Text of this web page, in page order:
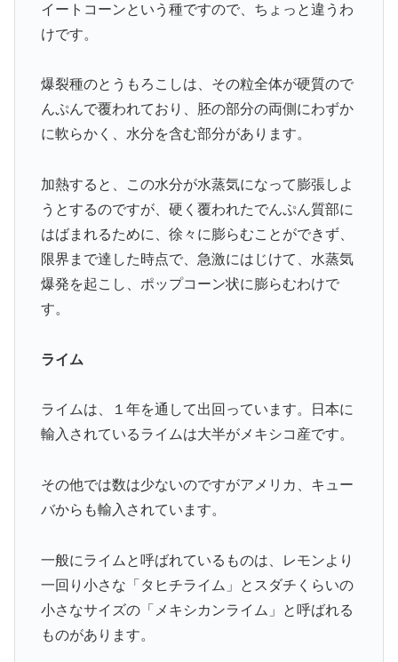
イートコーンという種ですので、ちょっと違うわ
けです。
爆裂種のとうもろこしは、その粒全体が硬質ので
んぷんで覆われており、胚の部分の両側にわずか
に軟らかく、水分を含む部分があります。
加熱すると、この水分が水蒸気になって膨張しよ
うとするのですが、硬く覆われたでんぷん質部に
はばまれるために、徐々に膨らむことができず、
限界まで達した時点で、急激にはじけて、水蒸気
爆発を起こし、ポップコーン状に膨らむわけで
す。
ライム
ライムは、１年を通して出回っています。日本に
輸入されているライムは大半がメキシコ産です。
その他では数は少ないのですがアメリカ、キュー
バからも輸入されています。
一般にライムと呼ばれているものは、レモンより
一回り小さな「タヒチライム」とスダチくらいの
小さなサイズの「メキシカンライム」と呼ばれる
ものがあります。